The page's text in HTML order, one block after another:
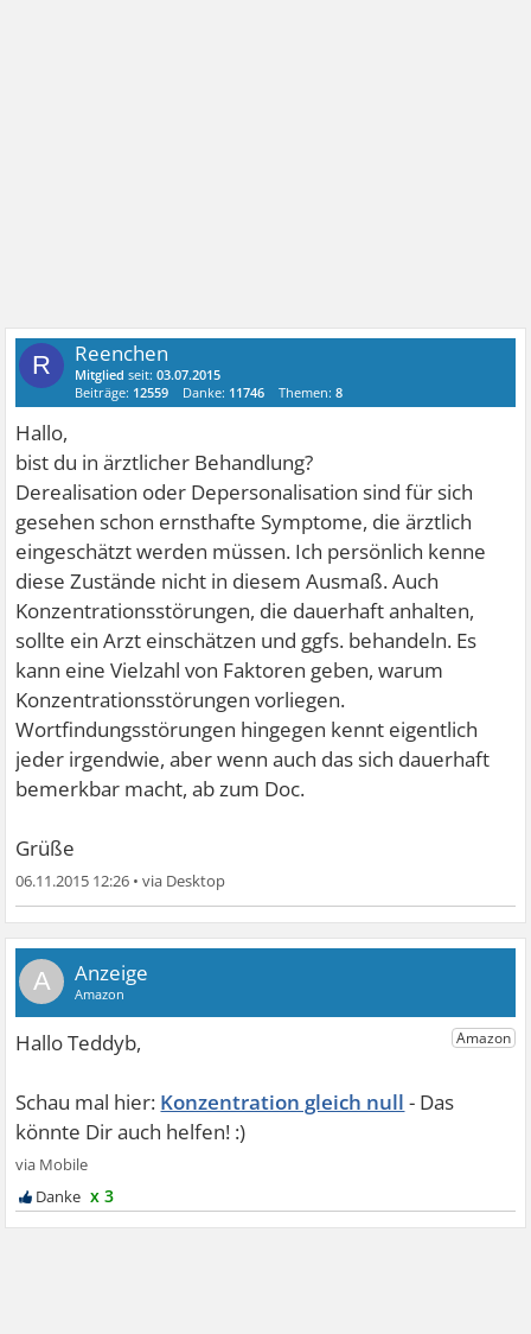
R Reenchen
Mitglied seit:03.07.2015
Beiträge: 12559 Danke: 11746 Themen:8
Hallo,
bist du in ärztlicher Behandlung?
Derealisation oder Depersonalisation sind für sich
gesehen schon ernsthafte Symptome, die ärztlich
eingeschätzt werden müssen. Ich persönlich kenne
diese Zustände nicht in diesem Ausmaß. Auch
Konzentrationsstörungen, die dauerhaft anhalten,
sollte ein Arzt einschätzen und ggfs. behandeln. Es
kann eine Vielzahl von Faktoren geben, warum
Konzentrationsstörungen vorliegen.
Wortfindungsstörungen hingegen kennt eigentlich
jeder irgendwie, aber wenn auch das sich dauerhaft
bemerkbar macht, ab zum Doc.
Grüße
06.11.2015 12:26 •
A
Konzentration gleich null
x 3